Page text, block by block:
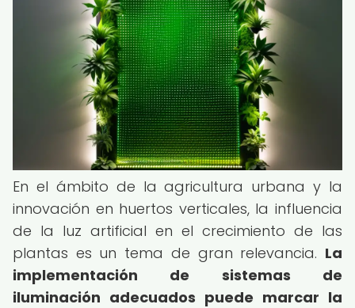
En el ámbito de la agricultura urbana y la
innovación en huertos verticales, la influencia
de la luz artificial en el crecimiento de las
plantas es un tema de gran relevancia. La
implementación de sistemas de
iluminación adecuados puede marcar la